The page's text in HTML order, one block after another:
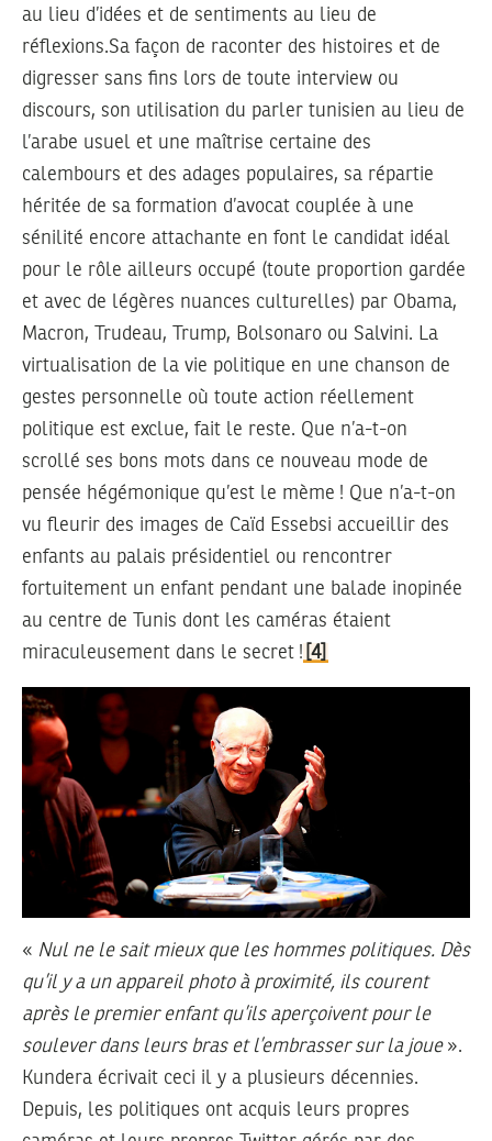
au lieu d’idées et de sentiments au lieu de
réflexions.Sa façon de raconter des histoires et de
digresser sans fins lors de toute interview ou
discours, son utilisation du parler tunisien au lieu de
l’arabe usuel et une maîtrise certaine des
calembours et des adages populaires, sa répartie
héritée de sa formation d’avocat couplée à une
sénilité encore attachante en font le candidat idéal
pour le rôle ailleurs occupé (toute proportion gardée
et avec de légères nuances culturelles) par Obama,
Macron, Trudeau, Trump, Bolsonaro ou Salvini. La
virtualisation de la vie politique en une chanson de
gestes personnelle où toute action réellement
politique est exclue, fait le reste. Que n’a-t-on
scrollé ses bons mots dans ce nouveau mode de
pensée hégémonique qu’est le mème ! Que n’a-t-on
vu fleurir des images de Caïd Essebsi accueillir des
enfants au palais présidentiel ou rencontrer
fortuitement un enfant pendant une balade inopinée
au centre de Tunis dont les caméras étaient
miraculeusement dans le secret ! [4]
« Nul ne le sait mieux que les hommes politiques. Dès
qu’il y a un appareil photo à proximité, ils courent
après le premier enfant qu’ils aperçoivent pour le
soulever dans leurs bras et l’embrasser sur la joue».
Kundera écrivait ceci il y a plusieurs décennies.
Depuis, les politiques ont acquis leurs propres